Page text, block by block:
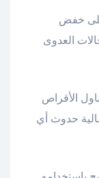
خفض
العدوى
الأقراص
حدوث أي